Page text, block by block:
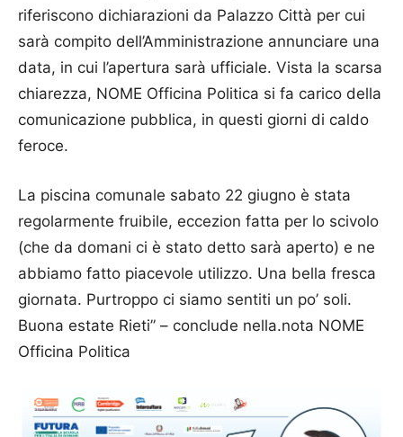
riferiscono dichiarazioni da Palazzo Città per cui
sarà compito dell’Amministrazione annunciare una
data, in cui l’apertura sarà ufficiale. Vista la scarsa
chiarezza, NOME Officina Politica si fa carico della
comunicazione pubblica, in questi giorni di caldo
feroce.
La piscina comunale sabato 22 giugno è stata
regolarmente fruibile, eccezion fatta per lo scivolo
(che da domani ci è stato detto sarà aperto) e ne
abbiamo fatto piacevole utilizzo. Una bella fresca
giornata. Purtroppo ci siamo sentiti un po’ soli.
Buona estate Rieti” – conclude nella.nota NOME
Officina Politica